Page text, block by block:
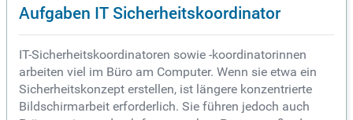
Aufgaben IT Sicherheitskoordinator
IT-Sicherheitskoordinatoren sowie -koordinatorinnen
arbeiten viel im Büro am Computer. Wenn sie etwa ein
Sicherheitskonzept erstellen, ist längere konzentrierte
Bildschirmarbeit erforderlich. Sie führen jedoch auch